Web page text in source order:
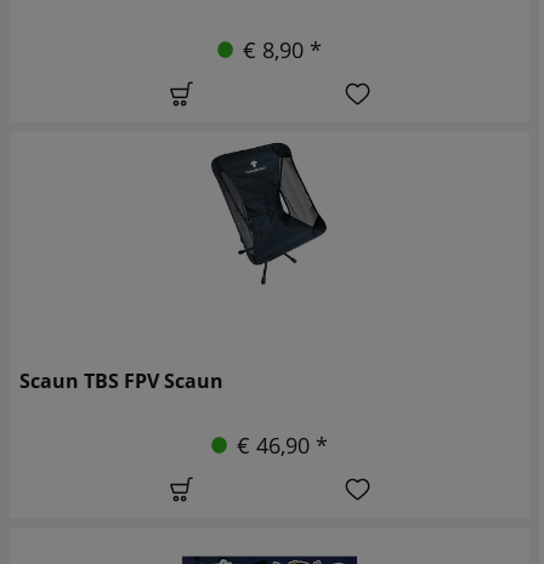
€ 8,90 *
Scaun TBS FPV Scaun
€ 46,90 *